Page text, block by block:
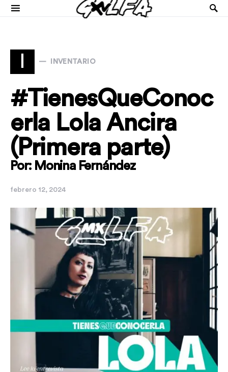
I INVENTARIO
#TienesQueConoc
erla Lola Ancira
(Primera parte)
Por: Monina Fernández
febrero 12, 2024